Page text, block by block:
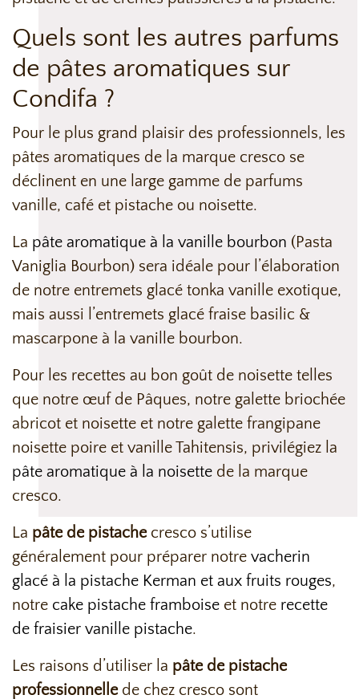
Quels sont les autres parfums
de pâtes aromatiques sur
Condifa ?
Pour le plus grand plaisir des professionnels, les
pâtes aromatiques de la marque cresco se
déclinent en une large gamme de parfums
vanille, café et pistache ou noisette.
La pâte aromatique à la vanille bourbon (Pasta
Vaniglia Bourbon) sera idéale pour l’élaboration
de notre entremets glacé tonka vanille exotique,
mais aussi l’entremets glacé fraise basilic &
mascarpone à la vanille bourbon.
Pour les recettes au bon goût de noisette telles
que notre œuf de Pâques, notre galette briochée
abricot et noisette et notre galette frangipane
noisette poire et vanille Tahitensis, privilégiez la
pâte aromatique à la noisette de la marque
cresco.
La pâte de pistachecresco s’utilise
généralement pour préparer notre vacherin
glacé à la pistache Kerman et aux fruits rouges,
notre cake pistache framboise et notre recette
de fraisier vanille pistache.
Les raisons d’utiliser la pâte de pistache
professionnellede chez cresco sont